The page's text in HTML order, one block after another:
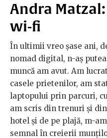
Andra
wi-fi
În ultimii vreo șase ani,
nomad digital, n-aș
muncă am avut. Am
casele prietenilor, am
laptopului prin parcuri,
am scris din trenuri și
hotel și de pe plajă, m-
semnal în creierii